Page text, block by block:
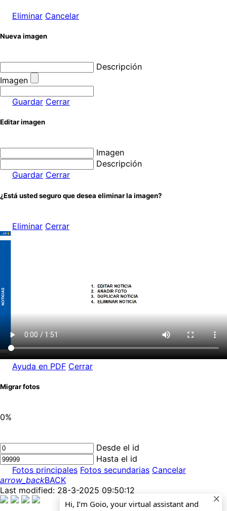
Hi, I’m Goio, your virtual assistant and
Eliminar Cancelar
Nueva imagen
Descripción
Imagen
Guardar Cerrar
Editar imagen
Imagen
Descripción
Guardar Cerrar
¿Está usted seguro que desea eliminar la imagen?
Eliminar Cerrar
Ayuda en PDF Cerrar
Migrar fotos
0%
Desde el id
Hasta el id
Fotos principales Fotos secundarias Cancelar
arrow_backBACK
Last modified: 28-3-2025 09:50:12